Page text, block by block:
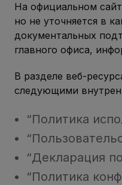
На официальном
но не уточняется в
документальных
главного офиса,
В разделе веб-
следующими
“Политика
“Декларация
“Политика